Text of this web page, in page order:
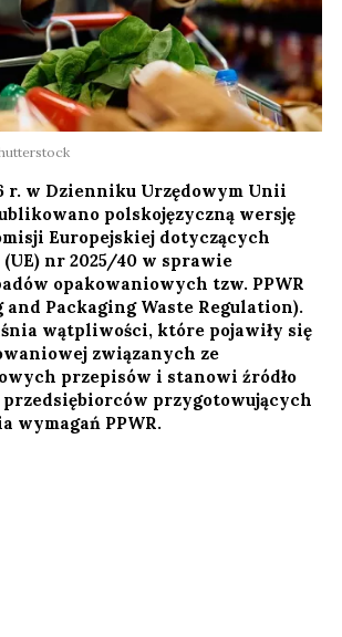
r. w Dzienniku Urzędowym Unii
polskojęzyczną wersję
Europejskiej dotyczących
nr 2025/40 w sprawie
opakowaniowych tzw. PPWR
and Packaging Waste Regulation).
wątpliwości, które pojawiły się
związanych ze
przepisów i stanowi źródło
przygotowujących
wymagań PPWR.